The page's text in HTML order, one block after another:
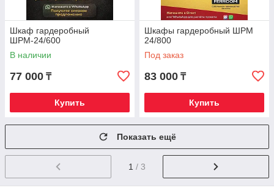
Шкаф гардеробный
ШРМ-24/600
В наличии
77 000 ₸
Купить
Шкафы гардеробный ШРМ
24/800
Под заказ
83 000 ₸
Купить
Показать ещё
1 / 3